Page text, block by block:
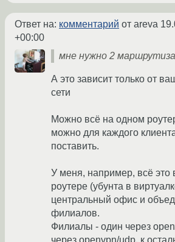
Ответ на: комментарий от areva
+00:00
мне нужно 2
А это зависит только от
сети
Можно всё на одном
можно для каждого
поставить.
У меня, например, всё это
роутере (убунта в
центральный офис и
филиалов.
Филиалы - один через